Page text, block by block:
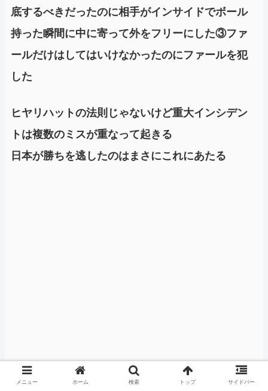
底するべきだったのに相手がインサイドでボール
持った瞬間に中に寄って外をフリーにした③ファ
ールだけはしてはいけなかったのにファールを犯
した
ヒヤリハットの法則じゃないけど重大インシデン
トは複数のミスが重なって起きる
日本が勝ちを逃したのはまさにこれにあたる
メニュー ホーム 検索 トップ サイドバー